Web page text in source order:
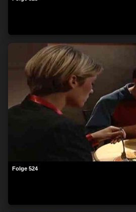
Folge 524